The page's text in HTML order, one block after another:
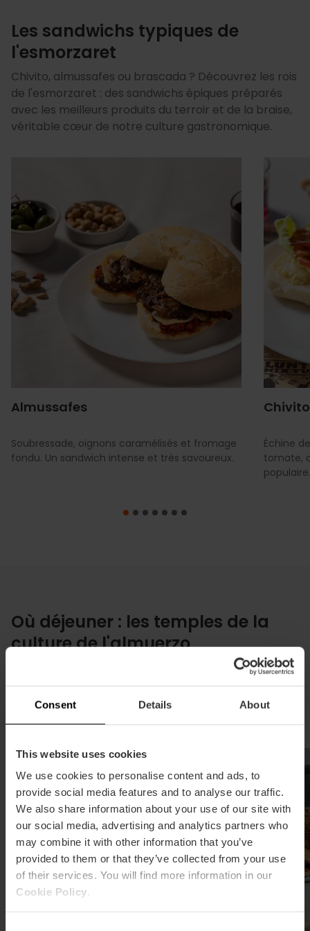
Consent Details About
This website uses cookies
We use cookies to personalise content and ads, to
provide social media features and to analyse our traffic.
We also share information about your use of our site with
our social media, advertising and analytics partners who
may combine it with other information that you’ve
provided to them or that they’ve collected from your use
of their services. You will find more information in our
Cookie Policy
Les sandwichs typiques de
l'esmorzaret
Chivito, almussafes ou brascada ? Découvrez les rois
de l'esmorzaret : des sandwichs épiques préparés
avec les meilleurs produits du terroir et de la braise,
véritable cœur de notre culture gastronomique.
Almussafes
Soubressade, oignons caramélisés et fromage
fondu. Un sandwich intense et très savoureux.
Chivito
Échine
tomate,
populaire.
Où déjeuner : les temples de la
culture de l'almuerzo
Des comptoirs étoilés au Guide Michelin aux caves
du terroir. Nous vous faisons découvrir los temples
de l'Esmorzaret où le produit, le pain croustillant et le